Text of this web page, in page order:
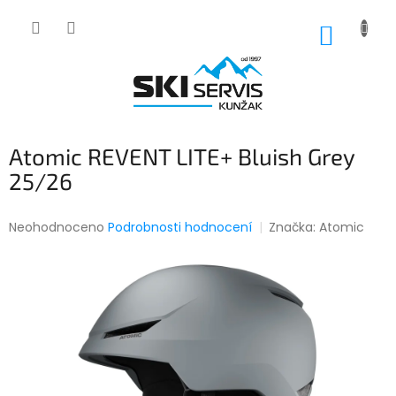
Atomic REVENT LITE+ Bluish Grey
25/26
Průměrné
Neohodnoceno Podrobnosti hodnocení Značka:Atomic